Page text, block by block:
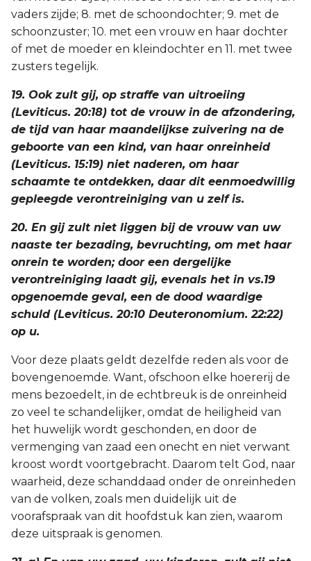
vaders zijde; 8. met de schoondochter; 9. met de
schoonzuster; 10. met een vrouw en haar dochter
of met de moeder en kleindochter en 11. met twee
zusters tegelijk.
19. Ook zult gij, op straffe van uitroeiing
(Leviticus. 20:18) tot de vrouw in de afzondering,
de tijd van haar maandelijkse zuivering na de
geboorte van een kind, van haar onreinheid
(Leviticus. 15:19) niet naderen, om haar
schaamte te ontdekken, daar dit eenmoedwillig
gepleegde verontreiniging van u zelf is.
20. En gij zult niet liggen bij de vrouw van uw
naaste ter bezading, bevruchting, om met haar
onrein te worden; door een dergelijke
verontreiniging laadt gij, evenals het in vs.19
opgenoemde geval, een de dood waardige
schuld (Leviticus. 20:10 Deuteronomium. 22:22)
op u.
Voor deze plaats geldt dezelfde reden als voor de
bovengenoemde. Want, ofschoon elke hoererij de
mens bezoedelt, in de echtbreuk is de onreinheid
zo veel te schandelijker, omdat de heiligheid van
het huwelijk wordt geschonden, en door de
vermenging van zaad een onecht en niet verwant
kroost wordt voortgebracht. Daarom telt God, naar
waarheid, deze schanddaad onder de onreinheden
van de volken, zoals men duidelijk uit de
voorafspraak van dit hoofdstuk kan zien, waarom
deze uitspraak is genomen.